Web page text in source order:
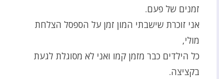
זמנים של פעם.
אני זוכרת שישבתי המון זמן על הספסל הצלחת
מולי,
כל הילדים כבר מזמן קמו ואני לא מסוגלת לגעת
בקציצה.